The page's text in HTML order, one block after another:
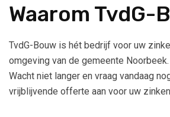
Waarom TvdG-
TvdG-Bouw is hét bedrijf voor uw
omgeving van de gemeente Noorbeek.
Wacht niet langer en vraag vandaag
vrijblijvende offerte aan voor uw